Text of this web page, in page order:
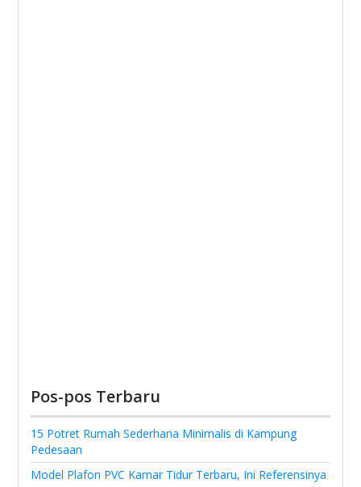
Pos-pos Terbaru
15 Potret Rumah Sederhana Minimalis di Kampung
Pedesaan
Model Plafon PVC Kamar Tidur Terbaru, Ini Referensinya